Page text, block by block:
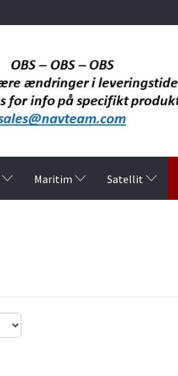
Maritim Satellit